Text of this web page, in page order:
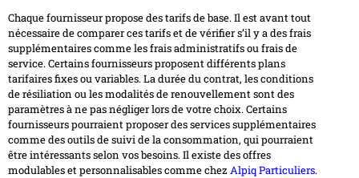
Chaque fournisseur propose des tarifs de base. Il est avant tout
nécessaire de comparer ces tarifs et de vérifier s’il y a des frais
supplémentaires comme les frais administratifs ou frais de
service. Certains fournisseurs proposent différents plans
tarifaires fixes ou variables. La durée du contrat, les conditions
de résiliation ou les modalités de renouvellement sont des
paramètres à ne pas négliger lors de votre choix. Certains
fournisseurs pourraient proposer des services supplémentaires
comme des outils de suivi de la consommation, qui pourraient
être intéressants selon vos besoins. Il existe des offres
modulables et personnalisables comme chezAlpiq Particuliers.